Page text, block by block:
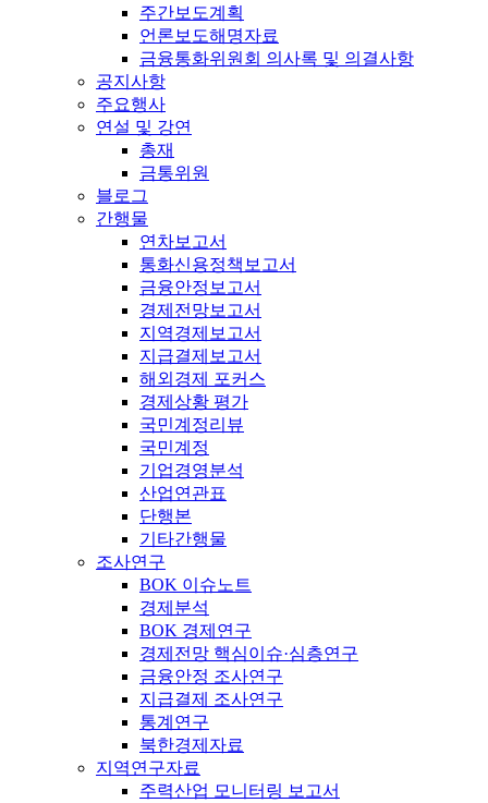
주간보도계획
언론보도해명자료
금융통화위원회 의사록 및 의결사항
공지사항
주요행사
연설 및 강연
총재
금통위원
블로그
간행물
연차보고서
통화신용정책보고서
금융안정보고서
경제전망보고서
지역경제보고서
지급결제보고서
해외경제 포커스
경제상황 평가
국민계정리뷰
국민계정
기업경영분석
산업연관표
단행본
기타간행물
조사연구
BOK 이슈노트
경제분석
BOK 경제연구
경제전망 핵심이슈·심층연구
금융안정 조사연구
지급결제 조사연구
통계연구
북한경제자료
지역연구자료
주력산업 모니터링 보고서